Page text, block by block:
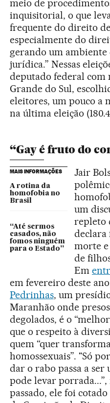
meio de
inquisitorial, o que
frequente do direito
especialmente do
gerando um ambiente
jurídica.” Nessas
deputado federal com
Grande do Sul,
eleitores, um pouco a
na última eleição
“Gay é fruto do
MAIS INFORMAÇÕES
A rotina da
homofobia no
Brasil
“Até sermos
casados, não
fomos ninguém
para o Estado”
Jair
um
repleto
declara
morte
de
Em
em fevereiro deste
Pedrinhas, um
Maranhão onde
degolados, é o
que o respeito à
quem “quer
homossexuais”. "Só
dar o rabo passa a ser
pode levar
passado, ele foi